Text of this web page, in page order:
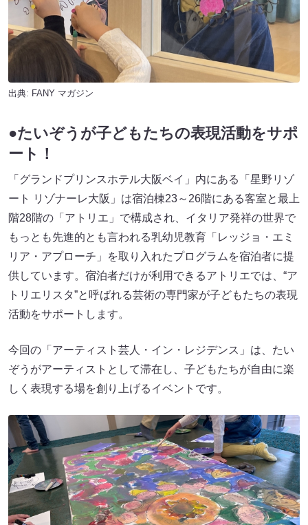
出典: FANY マガジン
●たいぞうが子どもたちの表現活動をサポ
ート！
「グランドプリンスホテル大阪ベイ」内にある「星野リゾ
ート リゾナーレ大阪」は宿泊棟23～26階にある客室と最上
階28階の「アトリエ」で構成され、イタリア発祥の世界で
もっとも先進的とも言われる乳幼児教育「レッジョ・エミ
リア・アプローチ」を取り入れたプログラムを宿泊者に提
供しています。宿泊者だけが利用できるアトリエでは、“ア
トリエリスタ”と呼ばれる芸術の専門家が子どもたちの表現
活動をサポートします。
今回の「アーティスト芸人・イン・レジデンス」は、たい
ぞうがアーティストとして滞在し、子どもたちが自由に楽
しく表現する場を創り上げるイベントです。